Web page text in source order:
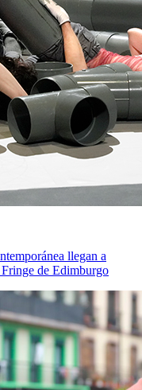
llegan a
de Edimburgo